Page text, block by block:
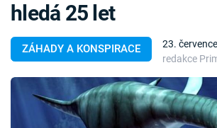
Témata
Témata
Pořady
ZÁHADY A KONSPIRACE
23.
redakce
hledá 25 let